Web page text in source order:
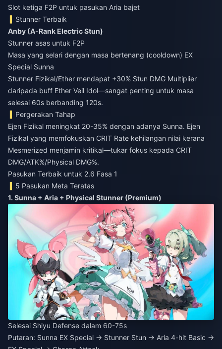
Slot ketiga F2P untuk pasukan Aria bajet
Stunner Terbaik
Anby (A-Rank Electric Stun)
Stunner asas untuk F2P
Masa yang selari dengan masa bertenang (cooldown) EX
Special Sunna
Stunner Fizikal/Ether mendapat +30% Stun DMG Multiplier
daripada buff Ether Veil Idol—sangat penting untuk masa
selesai 60s berbanding 120s.
Pergerakan Tahap
Ejen Fizikal meningkat 20-35% dengan adanya Sunna. Ejen
Fizikal yang memfokuskan CRIT Rate kehilangan nilai kerana
Mesmerized menjamin kritikal—tukar fokus kepada CRIT
DMG/ATK%/Physical DMG%.
Pasukan Terbaik untuk 2.6 Fasa 1
5 Pasukan Meta Teratas
1. Sunna + Aria + Physical Stunner (Premium)
Selesai Shiyu Defense dalam 60-75s
Putaran: Sunna EX Special → Stunner Stun → Aria 4-hit Basic →